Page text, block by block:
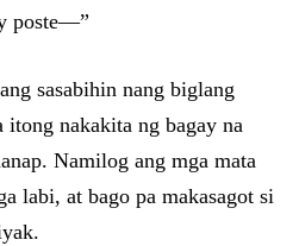
poste—”
sasabihin nang biglang
itong nakakita ng bagay na
Namilog ang mga mata
labi, at bago pa makasagot si